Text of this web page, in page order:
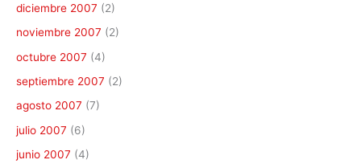
diciembre 2007 (2)
noviembre 2007 (2)
octubre 2007 (4)
septiembre 2007 (2)
agosto 2007 (7)
julio 2007 (6)
junio 2007 (4)